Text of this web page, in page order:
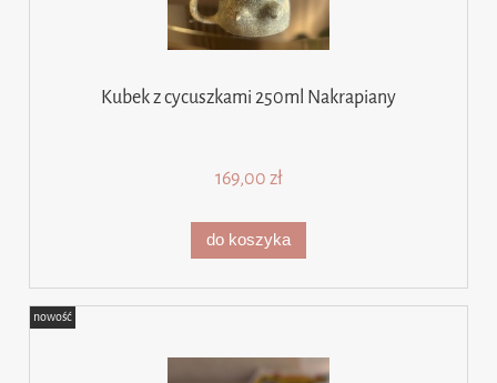
Kubek z cycuszkami 250ml Nakrapiany
169,00 zł
do koszyka
nowość